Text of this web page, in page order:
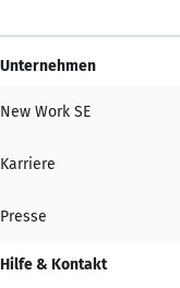
Unternehmen
New Work SE
Karriere
Presse
Hilfe & Kontakt